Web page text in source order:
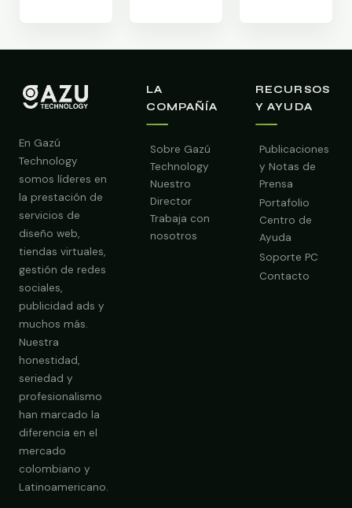
En Gazú
Technology
somos líderes en
la prestación de
servicios de
diseño web,
tiendas virtuales,
gestión de redes
sociales,
publicidad ads y
muchos más.
Nuestra
honestidad,
seriedad y
profesionalismo
han marcado la
diferencia en el
mercado
colombiano y
Latinoamericano.
LA
COMPAÑÍA
Sobre Gazú
Technology
Nuestro
Director
Trabaja con
nosotros
RECURSOS
Y AYUDA
Publicaciones
y Notas de
Prensa
Portafolio
Centro de
Ayuda
Soporte PC
Contacto